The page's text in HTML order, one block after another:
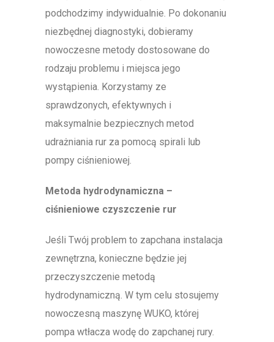
podchodzimy indywidualnie. Po dokonaniu
niezbędnej diagnostyki, dobieramy
nowoczesne metody dostosowane do
rodzaju problemu i miejsca jego
wystąpienia. Korzystamy ze
sprawdzonych, efektywnych i
maksymalnie bezpiecznych metod
udrażniania rur za pomocą spirali lub
pompy ciśnieniowej.
Metoda hydrodynamiczna –
ciśnieniowe czyszczenie rur
Jeśli Twój problem to zapchana instalacja
zewnętrzna, konieczne będzie jej
przeczyszczenie metodą
hydrodynamiczną. W tym celu stosujemy
nowoczesną maszynę WUKO, której
pompa wtłacza wodę do zapchanej rury.